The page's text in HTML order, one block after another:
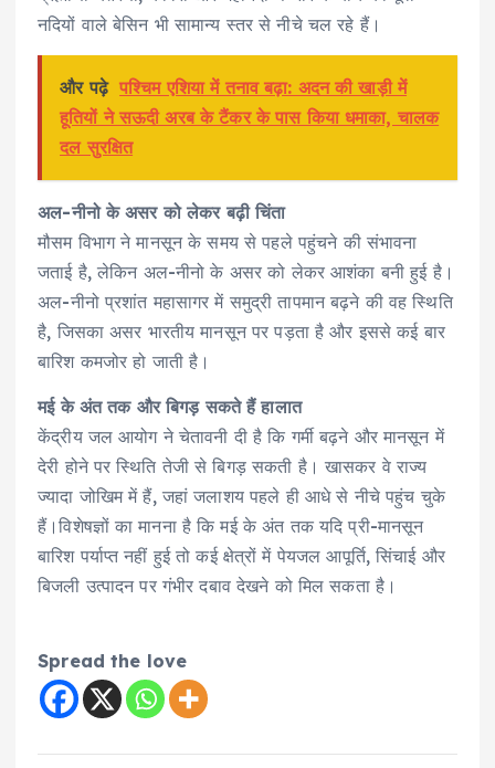
नदियों वाले बेसिन भी सामान्य स्तर से नीचे चल रहे हैं।
और पढ़े पश्चिम एशिया में तनाव बढ़ा: अदन की खाड़ी में
हूतियों ने सऊदी अरब के टैंकर के पास किया धमाका, चालक
दल सुरक्षित
अल-नीनो के असर को लेकर बढ़ी चिंता
मौसम विभाग ने मानसून के समय से पहले पहुंचने की संभावना
जताई है, लेकिन अल-नीनो के असर को लेकर आशंका बनी हुई है।
अल-नीनो प्रशांत महासागर में समुद्री तापमान बढ़ने की वह स्थिति
है, जिसका असर भारतीय मानसून पर पड़ता है और इससे कई बार
बारिश कमजोर हो जाती है।
मई के अंत तक और बिगड़ सकते हैं हालात
केंद्रीय जल आयोग ने चेतावनी दी है कि गर्मी बढ़ने और मानसून में
देरी होने पर स्थिति तेजी से बिगड़ सकती है। खासकर वे राज्य
ज्यादा जोखिम में हैं, जहां जलाशय पहले ही आधे से नीचे पहुंच चुके
हैं।विशेषज्ञों का मानना है कि मई के अंत तक यदि प्री-मानसून
बारिश पर्याप्त नहीं हुई तो कई क्षेत्रों में पेयजल आपूर्ति, सिंचाई और
बिजली उत्पादन पर गंभीर दबाव देखने को मिल सकता है।
Spread the love